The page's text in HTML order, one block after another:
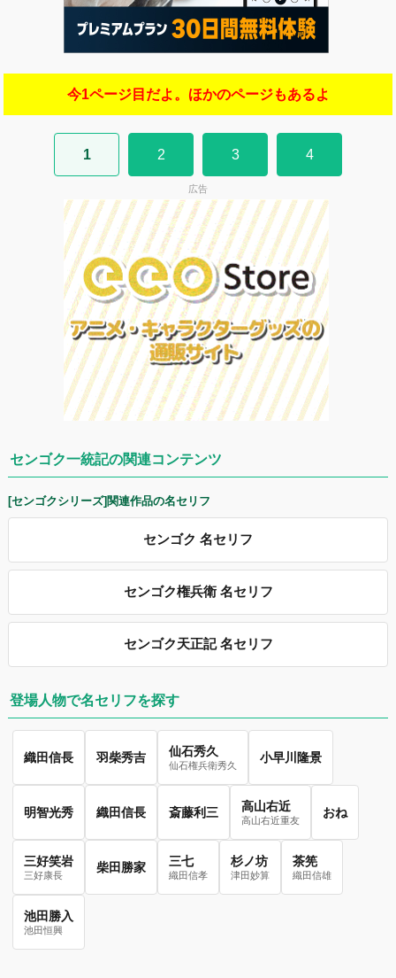
今1ページ目だよ。ほかのページもあるよ
1 2 3 4
広告
センゴク一統記の関連コンテンツ
[センゴクシリーズ]関連作品の名セリフ
センゴク 名セリフ
センゴク権兵衛 名セリフ
センゴク天正記 名セリフ
登場人物で名セリフを探す
織田信長 羽柴秀吉 仙石秀久
仙石権兵衛秀久
小早川隆景
明智光秀 織田信長 斎藤利三 高山右近
高山右近重友
おね
三好笑岩
三好康長
柴田勝家 三七
織田信孝
杉ノ坊
津田妙算
茶筅
織田信雄
池田勝入
池田恒興